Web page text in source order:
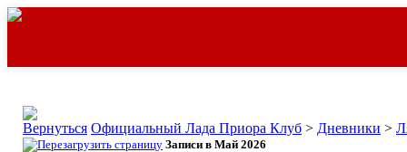
Официальный Лада Приора Клуб > Дневники >
Записи в Май 2026